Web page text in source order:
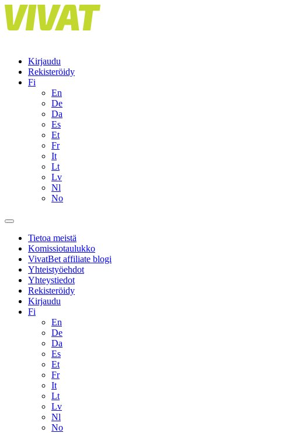
Skip
to
content
Kirjaudu
Rekisteröidy
Fi
En
De
Da
Es
Et
Fr
It
Lt
Lv
Nl
No
Tietoa meistä
Komissiotaulukko
VivatBet affiliate blogi
Yhteistyöehdot
Yhteystiedot
Rekisteröidy
Kirjaudu
Fi
En
De
Da
Es
Et
Fr
It
Lt
Lv
Nl
No